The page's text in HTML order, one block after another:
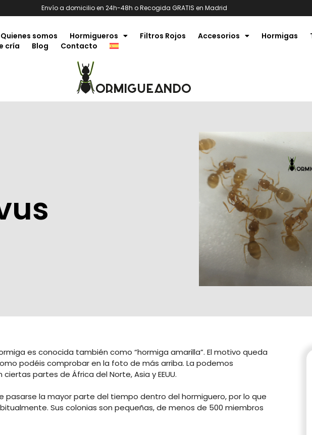
Envío a domicilio en 24h-48h o Recogida GRATIS en Madrid
Quienes somos Hormigueros Filtros Rojos Accesorios Hormigas
cría
Blog Contacto
es conocida también como “hormiga amarilla”. El motivo queda
podéis comprobar en la foto de más arriba. La podemos
partes de África del Norte, Asia y EEUU.
pasarse la mayor parte del tiempo dentro del hormiguero, por lo que
Sus colonias son pequeñas, de menos de 500 miembros